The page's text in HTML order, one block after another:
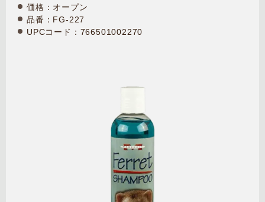
価格：オープン
品番：FG-227
UPCコード：766501002270